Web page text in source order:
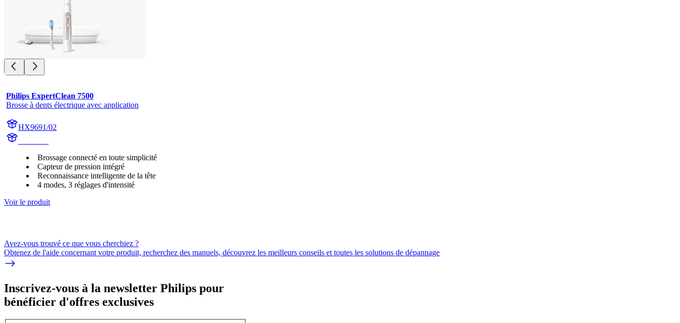
Philips ExpertClean 7500
Brosse à dents électrique avec application
HX9691/02
Brossage connecté en toute simplicité
Capteur de pression intégré
Reconnaissance intelligente de la tête
4 modes, 3 réglages d'intensité
Voir le produit
Avez-vous trouvé ce que vous cherchiez ?
Obtenez de l'aide concernant votre produit, recherchez des manuels, découvrez les meilleurs conseils et toutes les solutions de dépannage
Inscrivez-vous à la newsletter Philips pour
bénéficier d'offres exclusives